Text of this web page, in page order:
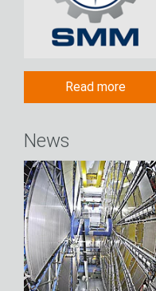
Read more
News